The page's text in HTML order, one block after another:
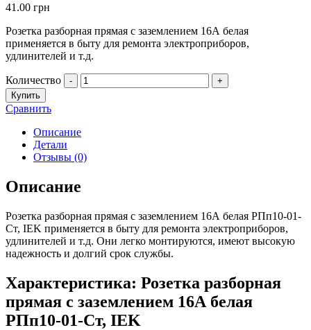
41.00 грн
Розетка разборная прямая с заземлением 16А белая
применяется в быту для ремонта электроприборов,
удлинителей и т.д.
Количество -
+
Купить
Сравнить
Описание
Детали
Отзывы (0)
Описание
Розетка разборная прямая с заземлением 16А белая РПп10-01-
Ст, IEK применяется в быту для ремонта электроприборов,
удлинителей и т.д. Они легко монтируются, имеют высокую
надежность и долгий срок службы.
Характеристика: Розетка разборная
прямая с заземлением 16А белая
РПп10-01-Ст, IEK